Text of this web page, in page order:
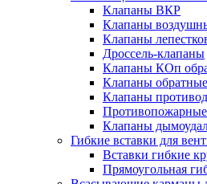
Клапаны ВКР
Клапаны
Клапаны
Дроссель-клапаны
Клапаны КОп
Клапаны
Клапаны
Клапаны
Гибкие вставки для
Вставки гибкие
Прямоугольная